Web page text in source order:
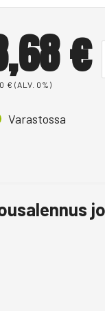
€
€ (ALV. 0%)
Varastossa